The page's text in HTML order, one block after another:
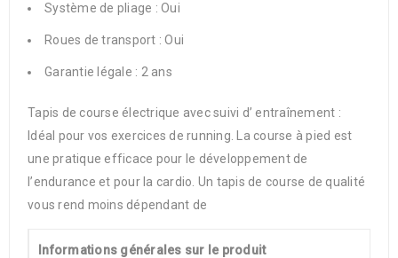
Système de pliage : Oui
Roues de transport : Oui
Garantie légale : 2 ans
Tapis de course électrique avec suivi d’ entraînement :
Idéal pour vos exercices de running. La course à pied est
une pratique efficace pour le développement de
l’endurance et pour la cardio. Un tapis de course de qualité
vous rend moins dépendant de
Informations générales sur le produit